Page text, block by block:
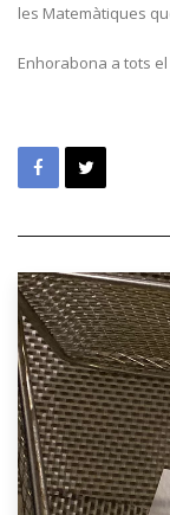
les Matemàtiques
Enhorabona a tots